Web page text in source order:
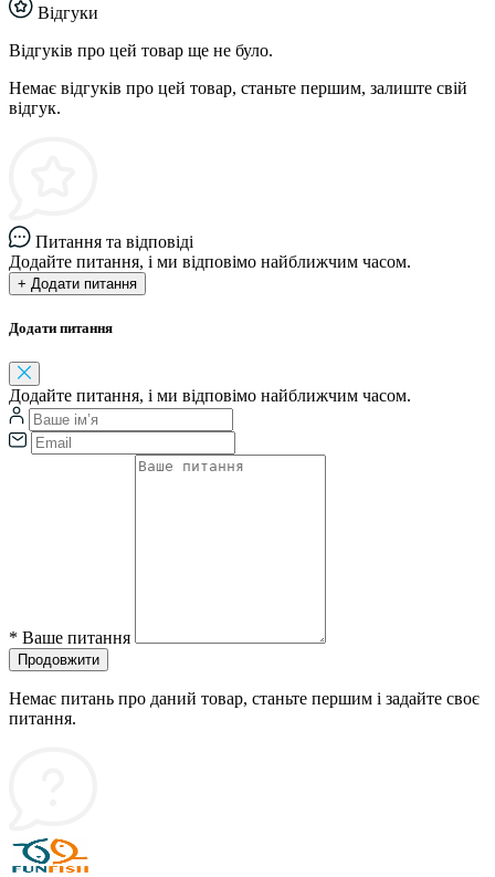
Відгуки
Відгуків про цей товар ще не було.
Немає відгуків про цей товар, станьте першим, залиште свій
відгук.
Питання та відповіді
Додайте питання, і ми відповімо найближчим часом.
+ Додати питання
Додати питання
Додайте питання, і ми відповімо найближчим часом.
* Ваше питання
Продовжити
Немає питань про даний товар, станьте першим і задайте своє
питання.